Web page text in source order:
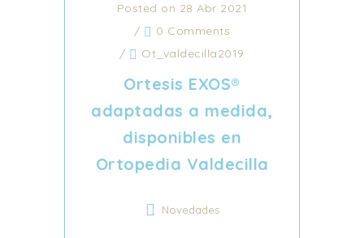
Posted on 28 Abr 2021
/
0 Comments
/
Ot_valdecilla2019
Ortesis EXOS®
adaptadas a medida,
disponibles en
Ortopedia Valdecilla
Novedades